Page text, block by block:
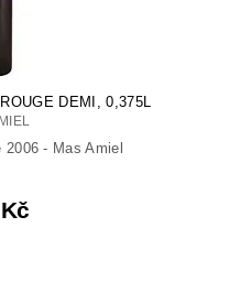
DEMI, 0,375L
- Mas Amiel